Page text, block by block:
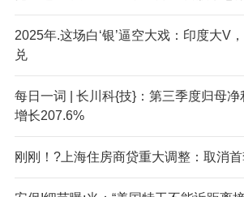
2025年.这场白‘银’逼空大戏：印度大V
兑
每日一词 | 长川科{技}：第三季度归母
增长207.6%
刚刚！?上海住房商贷重大调整：取消